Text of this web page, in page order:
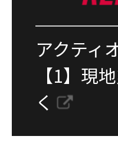
アクティ
【1】現
く